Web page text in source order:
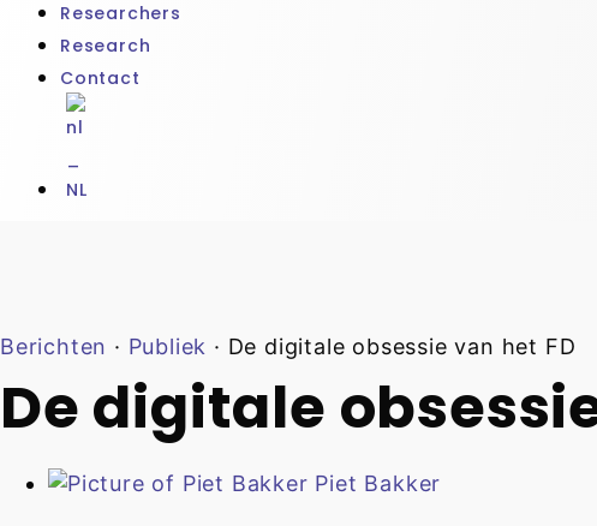
Researchers
Research
Contact
Berichten · Publiek · De digitale obsessie van het FD
De digitale
Piet Bakker